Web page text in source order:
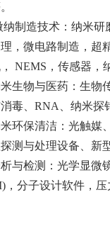
制造技术：纳米研
，微电路制造，超
NEMS，传感器，
生物与医药：生物
毒、RNA、纳米探
环保清洁：光触媒
测与处理设备、新
与检测：光学显微
，分子设计软件，